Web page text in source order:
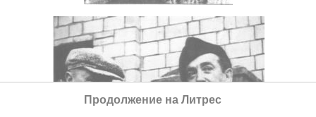
Продолжение на Литрес